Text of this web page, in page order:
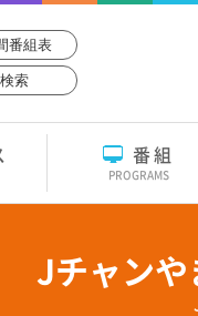
番組表
検索
番組
PROGRAMS
Jチャン